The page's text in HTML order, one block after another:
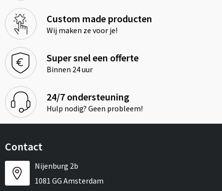
Custom made producten
Wij maken ze voor je!
Super snel een offerte
Binnen 24 uur
24/7 ondersteuning
Hulp nodig? Geen probleem!
Contact
Nijenburg 2b
1081 GG Amsterdam